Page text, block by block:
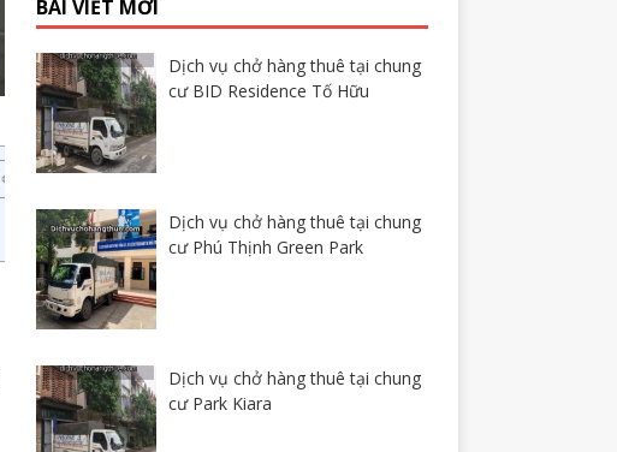
BÀI VIẾT MỚI
Dịch vụ chở hàng thuê tại chung
cư BID Residence Tố Hữu
Dịch vụ chở hàng thuê tại chung
cư Phú Thịnh Green Park
Dịch vụ chở hàng thuê tại chung
cư Park Kiara